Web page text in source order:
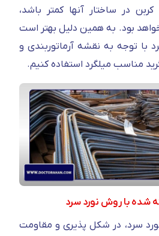
در ساختار آنها کمتر باشد،
بود. به همین دلیل بهتر است
با توجه به نقشه آرماتوربندی و
مناسب میلگرد استفاده کنیم.
شده با روش نورد سرد
سرد، در شکل پذیری و مقاومت